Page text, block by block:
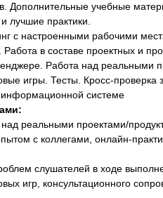
Дополнительные учебные
лучшие практики.
с настроенными рабочими
в составе проектных и
Работа над реальными
игры. Тесты. Кросс-проверка
системе
реальными проектами/
с коллегами, онлайн-
слушателей в ходе
игр, консультационного